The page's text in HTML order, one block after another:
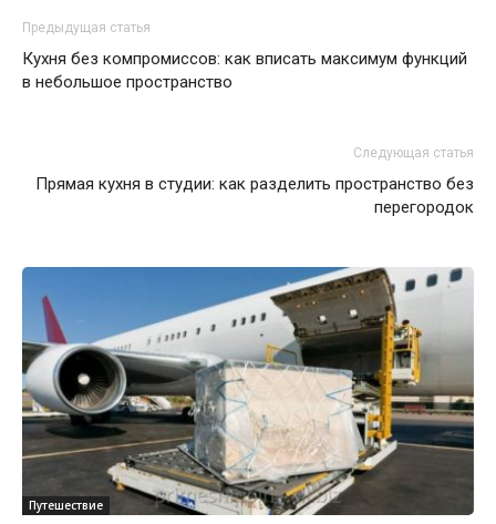
Предыдущая статья
Кухня без компромиссов: как вписать максимум функций
в небольшое пространство
Следующая статья
Прямая кухня в студии: как разделить пространство без
перегородок
Путешествие